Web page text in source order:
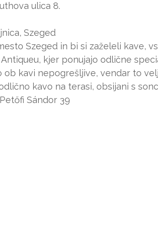
ulica 8.
Szeged
Szeged in bi si zaželeli kave,
Antiqueu, kjer ponujajo odlične
ob kavi nepogrešljive, vendar to
kavo na terasi, obsijani s
Sándor 39